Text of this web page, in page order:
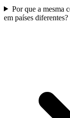
Por que a mesma
em países diferentes?